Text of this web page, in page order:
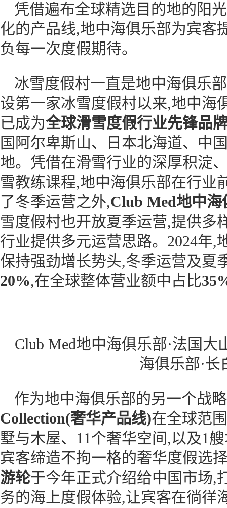
凭借遍布全球精选目的地的阳
化的产品线,地中海俱乐部为宾客
负每一次度假期待。
冰雪度假村一直是地中海俱乐
设第一家冰雪度假村以来,地中海
已成为全球滑雪度假行业先锋品
国阿尔卑斯山、日本北海道、中
地。凭借在滑雪行业的深厚积淀
雪教练课程,地中海俱乐部在行业
了冬季运营之外,Club Med地中海
雪度假村也开放夏季运营,提供多
行业提供多元运营思路。2024年,
保持强劲增长势头,冬季运营及夏
20%,在全球整体营业额中占比
Club Med地中海俱乐部·法国
海俱乐部·长
作为地中海俱乐部的另一个战
Collection(奢华产品线)在全球范
墅与木屋、11个奢华空间,以及1
宾客缔造不拘一格的奢华度假选
游轮于今年正式介绍给中国市场,
务的海上度假体验,让宾客在徜徉